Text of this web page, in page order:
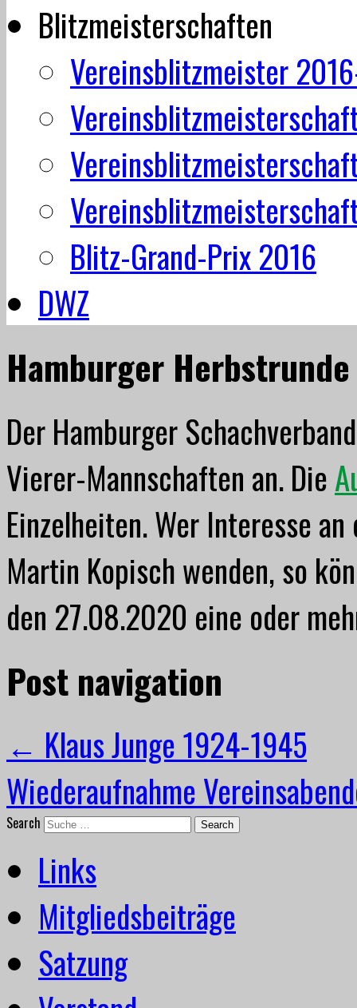
Blitzmeisterschaften
Vereinsblitzmeister
Blitz-Grand-Prix 2016
DWZ
Hamburger
Der Hamburger
Vierer-Mannschaften an. Die
Einzelheiten. Wer Interesse
Martin Kopisch wenden, so
den 27.08.2020 eine oder
Post navigation
← Klaus Junge 1924-1945
Wiederaufnahme
Search
Links
Mitgliedsbeiträge
Satzung